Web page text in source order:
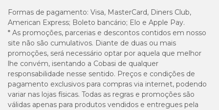
Formas de pagamento: Visa, MasterCard, Diners Club,
American Express; Boleto bancário; Elo e Apple Pay.
* As promoções, parcerias e descontos contidos em nosso
site não são cumulativos. Diante de duas ou mais
promoções, será necessário optar por aquela que melhor
lhe convém, isentando a Cobasi de qualquer
responsabilidade nesse sentido. Preços e condições de
pagamento exclusivos para compras via internet, podendo
variar nas lojas físicas. Todas as regras e promoções são
válidas apenas para produtos vendidos e entregues pela